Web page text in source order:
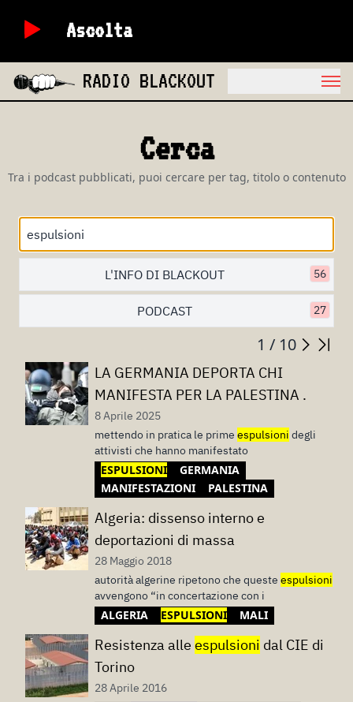
Ascolta
RADIO BLACKOUT
Cerca
Tra i podcast pubblicati, puoi cercare per tag, titolo o contenuto
L'INFO DI BLACKOUT 56
PODCAST 27
1 / 10
LA GERMANIA DEPORTA CHI
MANIFESTA PER LA PALESTINA .
8 Aprile 2025
mettendo in pratica le prime espulsioni degli
attivisti che hanno manifestato
ESPULSIONI
GERMANIA
MANIFESTAZIONI
PALESTINA
Algeria: dissenso interno e
deportazioni di massa
28 Maggio 2018
autorità algerine ripetono che queste espulsioni
avvengono “in concertazione con i
ALGERIA ESPULSIONI MALI
Resistenza alle espulsioni dal CIE di
Torino
28 Aprile 2016